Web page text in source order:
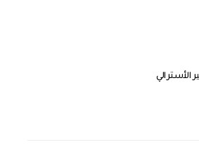
الأسترالي